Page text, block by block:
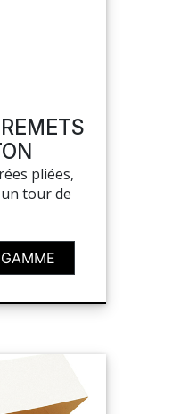
pliées,
tour de